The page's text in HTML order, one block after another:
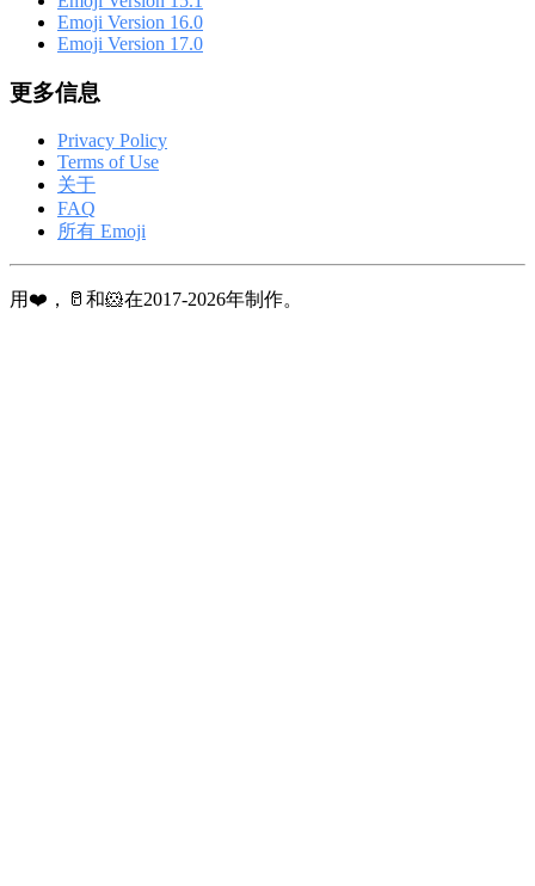
Emoji Version 16.0
Emoji Version 17.0
更多信息
Privacy Policy
Terms of Use
关于
FAQ
所有 Emoji
用❤️，🥛和🐹在2017-2026年制作。